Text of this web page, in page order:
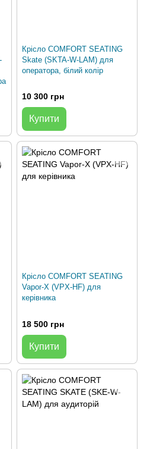
Крісло COMFORT SEATING
Skate (SKTA-W-LAM) для
оператора, білий колір
10 300 грн
Купити
Крісло COMFORT SEATING
Vapor-X (VPX-HF) для
керівника
18 500 грн
Купити